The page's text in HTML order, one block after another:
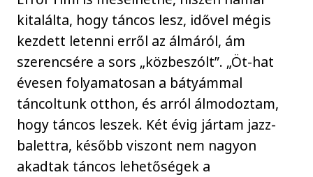
kitalálta, hogy táncos lesz, idővel mégis
kezdett letenni erről az álmáról, ám
szerencsére a sors „közbeszólt”. „Öt-hat
évesen folyamatosan a bátyámmal
táncoltunk otthon, és arról álmodoztam,
hogy táncos leszek. Két évig jártam jazz-
balettra, később viszont nem nagyon
akadtak táncos lehetőségek a